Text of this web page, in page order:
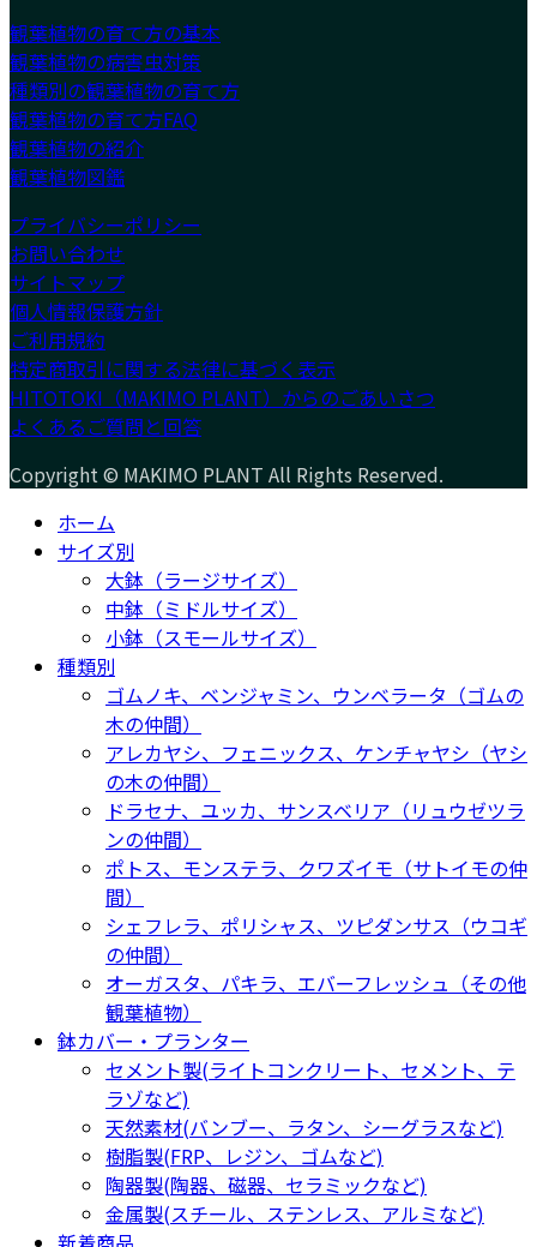
観葉植物の育て方の基本
観葉植物の病害虫対策
種類別の観葉植物の育て方
観葉植物の育て方FAQ
観葉植物の紹介
観葉植物図鑑
プライバシーポリシー
お問い合わせ
サイトマップ
個人情報保護方針
ご利用規約
特定商取引に関する法律に基づく表示
HITOTOKI（MAKIMO PLANT）からのごあいさつ
よくあるご質問と回答
Copyright © MAKIMO PLANT All Rights Reserved.
ホーム
サイズ別
大鉢（ラージサイズ）
中鉢（ミドルサイズ）
小鉢（スモールサイズ）
種類別
ゴムノキ、ベンジャミン、ウンベラータ（ゴムの
木の仲間）
アレカヤシ、フェニックス、ケンチャヤシ（ヤシ
の木の仲間）
ドラセナ、ユッカ、サンスベリア（リュウゼツラ
ンの仲間）
ポトス、モンステラ、クワズイモ（サトイモの仲
間）
シェフレラ、ポリシャス、ツピダンサス（ウコギ
の仲間）
オーガスタ、パキラ、エバーフレッシュ（その他
観葉植物）
鉢カバー・プランター
セメント製(ライトコンクリート、セメント、テ
ラゾなど)
天然素材(バンブー、ラタン、シーグラスなど)
樹脂製(FRP、レジン、ゴムなど)
陶器製(陶器、磁器、セラミックなど)
金属製(スチール、ステンレス、アルミなど)